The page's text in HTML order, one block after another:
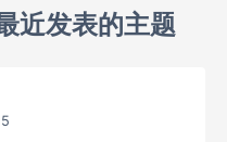
近发表的主题